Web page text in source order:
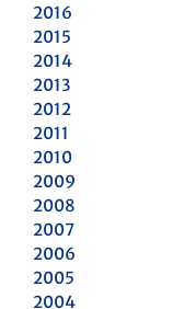
2016
2015
2014
2013
2012
2011
2010
2009
2008
2007
2006
2005
2004